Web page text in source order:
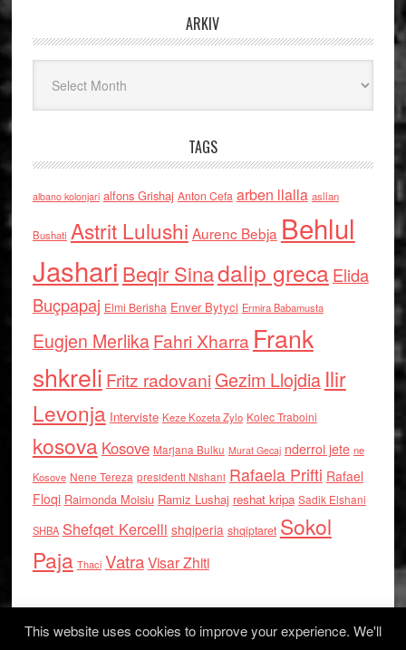
ARKIV
TAGS
albano kolonjari alfons Grishaj Anton Cefa arben llalla asllan
Bushati Astrit Lulushi Aurenc Bebja Behlul
Jashari Beqir Sinadalip grecaElida
Buçpapaj Elmi Berisha Enver Bytyci Ermira Babamusta
Eugjen MerlikaFahri Xharra Frank
shkreli Fritz radovaniGezim Llojdia Ilir
Levonja Interviste Keze Kozeta Zylo Kolec Traboini
kosova Kosove Marjana Bulku Murat Gecaj nderroi jete ne
Kosove Nene Tereza presidenti Nishani Rafaela Prifti Rafael
Floqi Raimonda Moisiu Ramiz Lushaj reshat kripa Sadik Elshani
SHBA Shefqet Kercelli shqiperia shqiptaret Sokol
Paja Thaci VatraVisar Zhiti
This website uses cookies to improve your experience. We'll